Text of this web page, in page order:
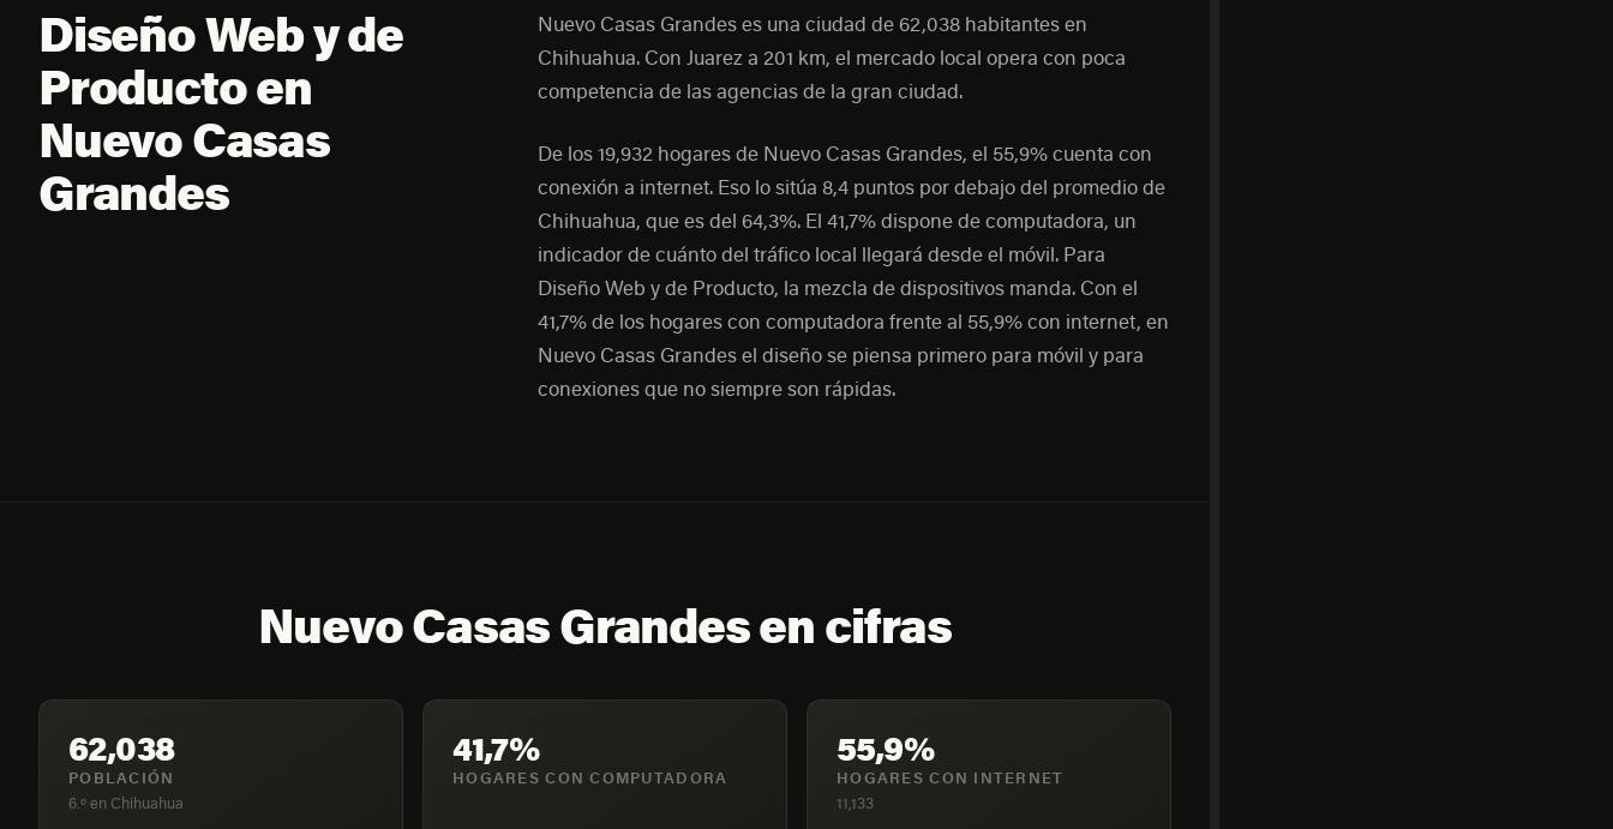
Diseño Web y de
Producto en
Nuevo Casas
Grandes
Nuevo Casas Grandes es una ciudad de 62,038 habitantes en
Chihuahua. Con Juarez a 201 km, el mercado local opera con poca
competencia de las agencias de la gran ciudad.
De los 19,932 hogares de Nuevo Casas Grandes, el 55,9% cuenta con
conexión a internet. Eso lo sitúa 8,4 puntos por debajo del promedio de
Chihuahua, que es del 64,3%. El 41,7% dispone de computadora, un
indicador de cuánto del tráfico local llegará desde el móvil. Para
Diseño Web y de Producto, la mezcla de dispositivos manda. Con el
41,7% de los hogares con computadora frente al 55,9% con internet, en
Nuevo Casas Grandes el diseño se piensa primero para móvil y para
conexiones que no siempre son rápidas.
Nuevo Casas Grandes en cifras
62,038
POBLACIÓN
6.º en Chihuahua
41,7%
HOGARES CON COMPUTADORA
55,9%
HOGARES CON INTERNET
11,133